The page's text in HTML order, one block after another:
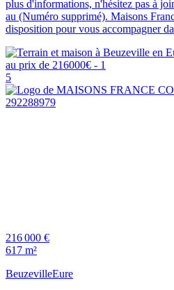
plus d'informations, n'hésitez pas à
au (Numéro supprimé). Maisons
disposition pour vous accompagner
5
216 000 €
617 m²
BeuzevilleEure